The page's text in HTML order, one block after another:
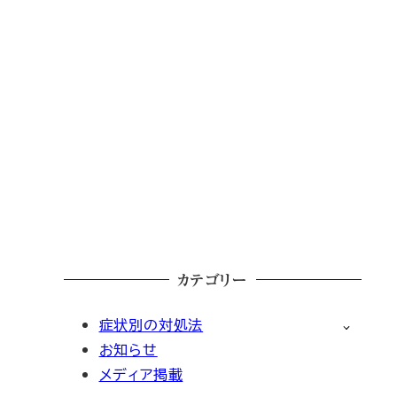
カテゴリー
症状別の対処法
お知らせ
メディア掲載